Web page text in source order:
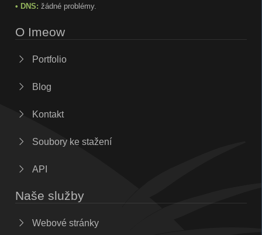
• DNS: žádné problémy.
O Imeow
Portfolio
Blog
Kontakt
Soubory ke stažení
API
Naše služby
Webové stránky